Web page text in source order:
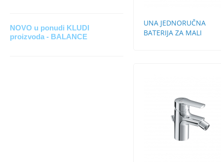
NOVO u ponudi KLUDI
proizvoda - BALANCE
UNA JEDNORUČNA
BATERIJA ZA MALI